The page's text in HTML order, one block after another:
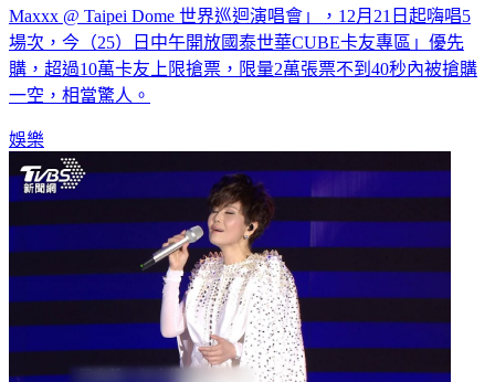
Maxxx @ Taipei Dome 世界巡迴演唱會」，12月21日起嗨唱5
場次，今（25）日中午開放國泰世華CUBE卡友專區」優先
購，超過10萬卡友上限搶票，限量2萬張票不到40秒內被搶購
一空，相當驚人。
娛樂